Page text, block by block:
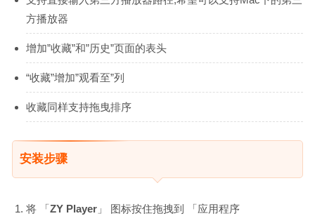
方播放器
增加”收藏”和”历史”页面的表头
“收藏”增加”观看至”列
收藏同样支持拖曳排序
安装步骤
将 「ZY Player 」 图标按住拖拽到 「应用程序